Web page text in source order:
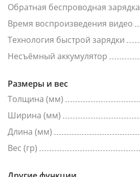
Обратная беспроводная зарядка
Время воспроизведения видео
Технология быстрой зарядки
Несъёмный аккумулятор
Размеры и вес
Толщина (мм)
Ширина (мм)
Длина (мм)
Вес (гр)